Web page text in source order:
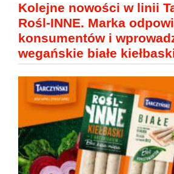
Kolejne nowości w linii
Rośl-INNE. Marka
konsumentów i
wegańskie białe